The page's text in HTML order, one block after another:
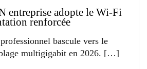
entreprise adopte le Wi-Fi
renforcée
bascule vers le
multigigabit en 2026.